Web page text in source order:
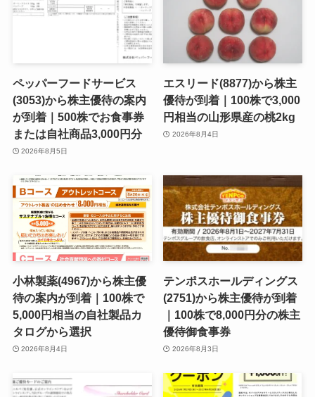
ペッパーフードサービス
(3053)から株主優待の案内
が到着｜500株でお食事券
または自社商品3,000円分
2026年8月5日
エスリード(8877)から株主
優待が到着｜100株で3,000
円相当の山形県産の桃2kg
2026年8月4日
小林製薬(4967)から株主優
待の案内が到着｜100株で
5,000円相当の自社製品カ
タログから選択
2026年8月4日
テンポスホールディングス
(2751)から株主優待が到着
｜100株で8,000円分の株主
優待御食事券
2026年8月3日